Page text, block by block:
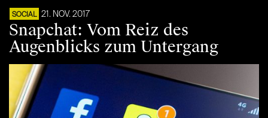
SOCIAL 21. NOV. 2017
Snapchat: Vom Reiz des
Augenblicks zum Untergang